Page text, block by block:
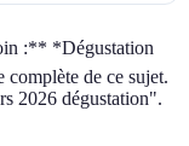
:** *Dégustation
complète de ce sujet.
2026 dégustation".